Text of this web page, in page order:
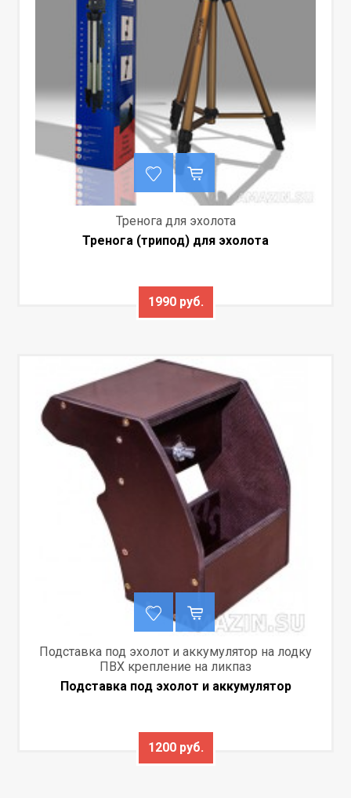
Тренога для эхолота
Тренога (трипод) для эхолота
1990 руб.
Подставка под эхолот и аккумулятор на лодку
ПВХ крепление на ликпаз
Подставка под эхолот и аккумулятор
1200 руб.